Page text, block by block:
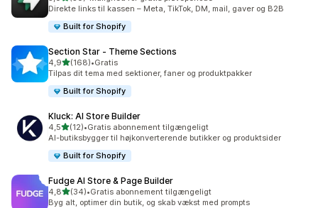
30 anmeldelser i alt
Direkte links til kassen – Meta, TikTok, DM, mail, gaver og B2B
Built for Shopify
Section Star ‑ Theme Sections
4,9ud af 5 stjerner
(168)
168 anmeldelser i alt
•Gratis
Tilpas dit tema med sektioner, faner og produktpakker
Built for Shopify
Kluck: AI Store Builder
4,5ud af 5 stjerner
(12)
12 anmeldelser i alt
•Gratis abonnement tilgængeligt
AI-butiksbygger til højkonverterende butikker og produktsider
Built for Shopify
Fudge AI Store & Page Builder
4,8ud af 5 stjerner
(34)
34 anmeldelser i alt
•Gratis abonnement tilgængeligt
Byg alt, optimer din butik, og skab vækst med prompts